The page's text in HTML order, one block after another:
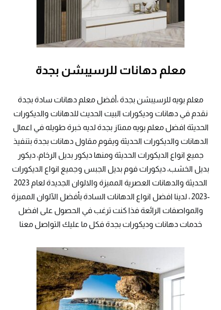
معلم دهانات للرسيبشن بجدة
معلم بويه للرسيبشن بجدة ،أفضل معلم دهانات سادة بجدة
نقدم في دهانات وديكورات البيت الحديث للدهانات والديكورات
الحديثة افضل معلم بويه ممتاز بجدة لديه خبرة طويله في اعمال
الدهانات والديكورات الحديثة ويقوم مقاول دهانات بجدة بتنفيذ
جميع انواع الديكورات الحديثة ومنها ديكور بديل الرخام، ديكور
بديل الخشب، ديكورات فوم بديل الجبس وجميع انواع الديكورات
الحديثة والدهانات العصرية المميزة والالوان الجديدة لعام 2023
-2023 ، لدينا افضل انواع الدهانات السادة بأفضل الآلوان المميزة
والمواصفات الرائعة فذا كنت ترغب في الحصول على افضل
خدمات دهانات وديكورات بجدة فكل ما عليك التواصل معنا